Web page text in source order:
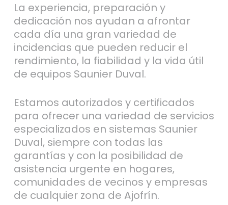
La experiencia, preparación y
dedicación nos ayudan a afrontar
cada día una gran variedad de
incidencias que pueden reducir el
rendimiento, la fiabilidad y la vida útil
de equipos Saunier Duval.
Estamos autorizados y certificados
para ofrecer una variedad de servicios
especializados en sistemas Saunier
Duval, siempre con todas las
garantías y con la posibilidad de
asistencia urgente en hogares,
comunidades de vecinos y empresas
de cualquier zona de Ajofrín.